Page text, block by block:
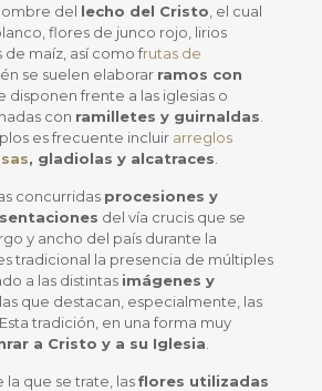
del lecho del Cristo , el cual
flores de junco rojo, lirios
de maíz, así como frutas de
se suelen elaborar ramos con
disponen frente a las iglesias o
con ramilletes y guirnaldas
es frecuente incluir arreglos
, gladiolas y alcatraces
concurridas procesiones y
del vía crucis que se
y ancho del país durante la
tradicional la presencia de múltiples
a las distintas imágenes y
las que destacan, especialmente, las
tradición, en una forma muy
a Cristo y a su Iglesia
la que se trate, lasflores utilizadas